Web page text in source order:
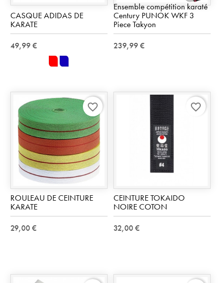
CASQUE ADIDAS DE
KARATE
49,99 €
rougebleu
Ensemble compétition karaté
Century PUNOK WKF 3
Piece Takyon
239,99 €
ROULEAU DE CEINTURE
KARATE
29,00 €
favorite_border
CEINTURE TOKAIDO
NOIRE COTON
32,00 €
favorite_border